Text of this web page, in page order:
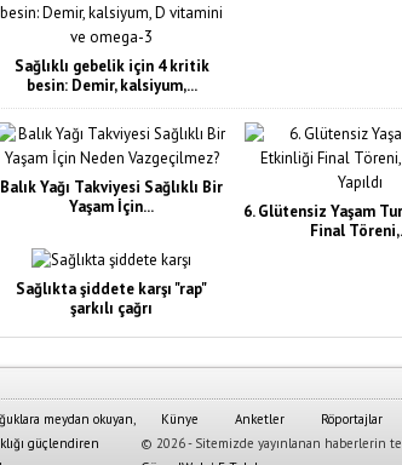
Sağlıklı gebelik için 4 kritik
besin: Demir, kalsiyum,...
Balık Yağı Takviyesi Sağlıklı Bir
Yaşam İçin...
6. Glütensiz Yaşam
Final
Sağlıkta şiddete karşı "rap"
şarkılı çağrı
Künye Anketler Röportajlar
© 2026 - Sitemizde yayınlanan haberlerin